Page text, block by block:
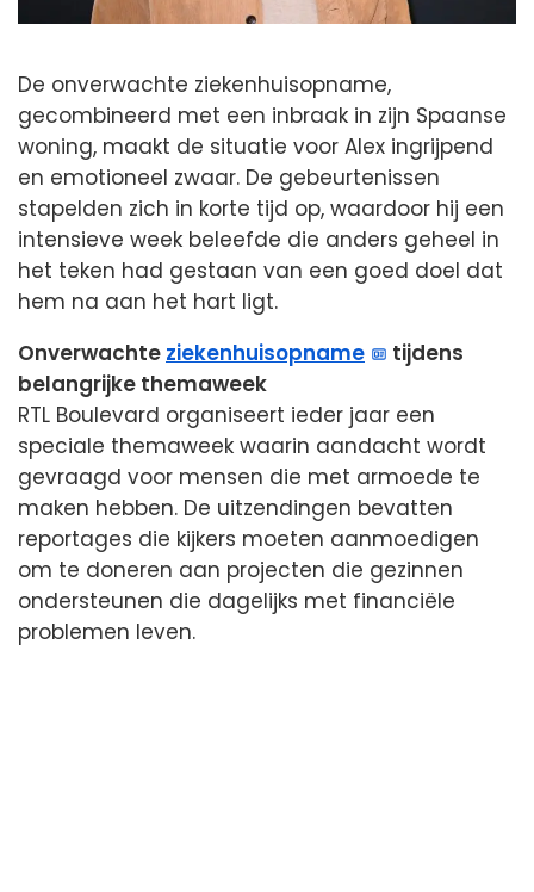
De onverwachte ziekenhuisopname,
gecombineerd met een inbraak in zijn Spaanse
woning, maakt de situatie voor Alex ingrijpend
en emotioneel zwaar. De gebeurtenissen
stapelden zich in korte tijd op, waardoor hij een
intensieve week beleefde die anders geheel in
het teken had gestaan van een goed doel dat
hem na aan het hart ligt.
Onverwachte ziekenhuisopname
tijdens
belangrijke themaweek
RTL Boulevard organiseert ieder jaar een
speciale themaweek waarin aandacht wordt
gevraagd voor mensen die met armoede te
maken hebben. De uitzendingen bevatten
reportages die kijkers moeten aanmoedigen
om te doneren aan projecten die gezinnen
ondersteunen die dagelijks met financiële
problemen leven.